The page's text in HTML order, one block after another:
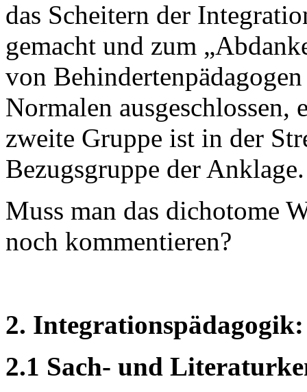
das Scheitern der
gemacht und zum
von
Normalen
zweite Gruppe ist in der
Bezugsgruppe der Anklage.
Muss man das dichotome
noch kommentieren?
2.
2.1 Sach- und